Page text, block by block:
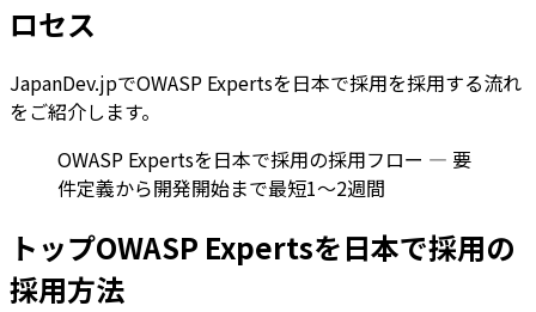
ロセス
JapanDev.jpでOWASP Expertsを日本で採用を採用する流れ
をご紹介します。
OWASP Expertsを日本で採用の採用フロー — 要
件定義から開発開始まで最短1〜2週間
トップOWASP Expertsを日本で採用の
採用方法